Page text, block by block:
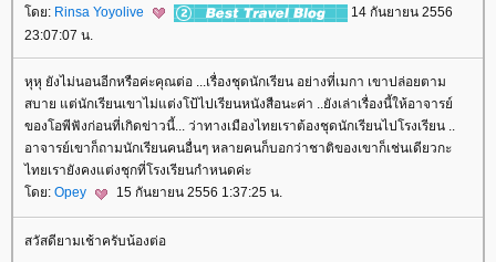
ดย: Rinsa Yoyolive
14 กันยายน 2556
23:07:07 น.
หุหุ ยังไม่นอนอีกหรือค่ะคุณต่อ ...เรื่องชุดนักเรียน อย่างที่เมกา เขาปล่อยตาม
สบาย แต่นักเรียนเขาไม่แต่งโป้ไปเรียนหนังสือนะค่า ..ยังเล่าเรื่องนี้ให้อาจารย์
ของโอพีฟังก่อนที่เกิดข่าวนี้... ว่าทางเมืองไทยเราต้องชุดนักเรียนไปโรงเรียน ..
อาจารย์เขาก็ถามนักเรียนคนอื่นๆ หลายคนก็บอกว่าชาติของเขาก็เช่นเดียวกะ
ไทยเรายังคงแต่งชุกที่โรงเรียนกำหนดค่ะ
ดย: Opey 15 กันยายน 2556 1:37:25 น.
สวัสดียามเช้าครับน้องต่อ